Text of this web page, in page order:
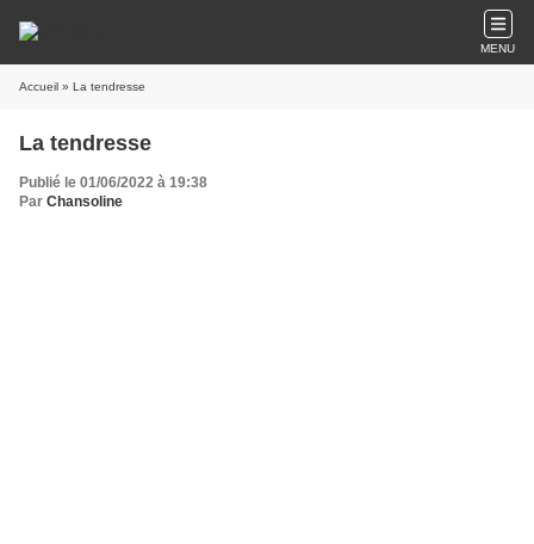
MENU
Accueil » La tendresse
La tendresse
Publié le 01/06/2022 à 19:38
Par Chansoline